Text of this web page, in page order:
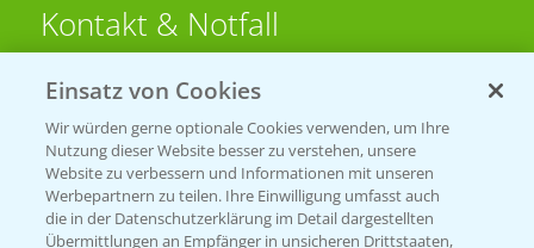
Kontakt & Notfall
Beratung auf WhatsApp
T.+49 (0)174 346 564 1
KONTAKT
Einsatz von Cookies
Wir würden gerne optionale Cookies verwenden, um Ihre
Nutzung dieser Website besser zu verstehen, unsere
Website zu verbessern und Informationen mit unseren
Werbepartnern zu teilen. Ihre Einwilligung umfasst auch
die in der Datenschutzerklärung im Detail dargestellten
Übermittlungen an Empfänger in unsicheren Drittstaaten,